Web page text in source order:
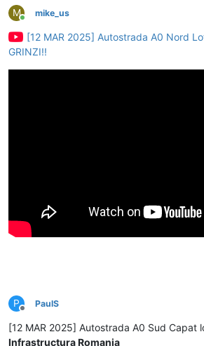
M
Conectat
mike_us
[12 MAR 2025] Autostrada A0 Nord
GRINZI!!
P
Deconectat
PaulS
[12 MAR 2025] Autostrada A0 Sud Capat
Infrastructura Romania